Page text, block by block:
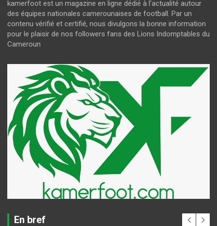
kamerfoot est un magazine en ligne dédié à l'actualité autour
des équipes nationales camerounaises de football. Par un
contenu vérifié et certifié, nous divulgons la bonne information
pour le plaisir de nos followers fans des Lions Indomptables du
Cameroun
En bref